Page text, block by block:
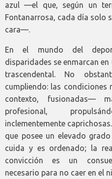
azul —el que, según un
Fontanarrosa, cada día solo
cara—.
En el mundo del
disparidades se enmarcan
trascendental. No
cumpliendo: las
contexto, fusionadas—
profesional,
inclementemente
que posee un elevado
cuida y es ordenado; la
convicción es un
necesario para no caer en el